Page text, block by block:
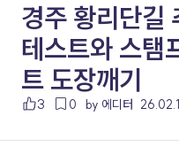
경주 황리단길
테스트와 스탬
트 도장깨기
3 0 by 에디터